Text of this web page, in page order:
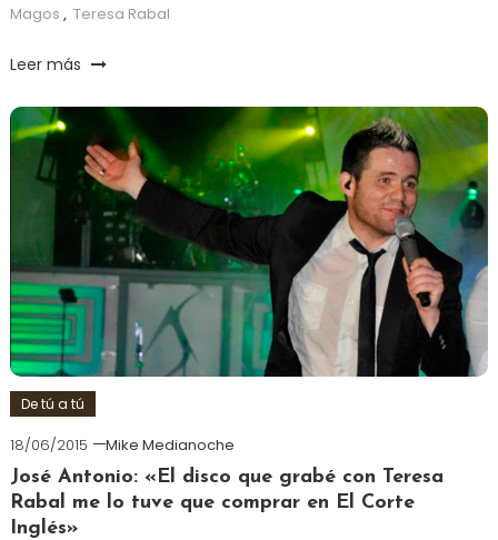
Magos , Teresa Rabal
Leer más
De tú a tú
18/06/2015
Mike Medianoche
José Antonio: «El disco que grabé con Teresa
Rabal me lo tuve que comprar en El Corte
Inglés»